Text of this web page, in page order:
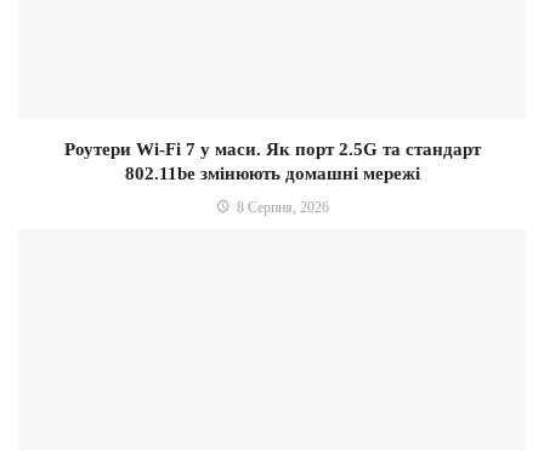
Роутери Wi-Fi 7 у маси. Як порт 2.5G та стандарт
802.11be змінюють домашні мережі
8 Серпня, 2026